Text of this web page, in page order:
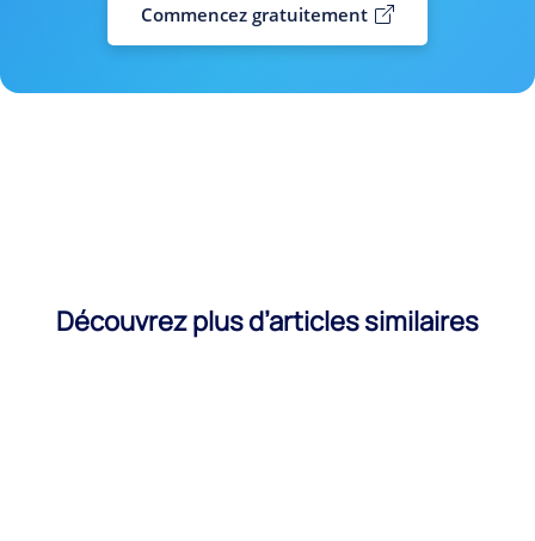
Commencez gratuitement
Découvrez plus d’articles similaires